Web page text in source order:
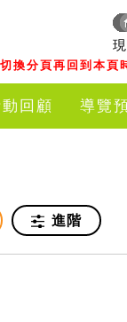
換分頁再回到本頁
回顧 導覽
進階